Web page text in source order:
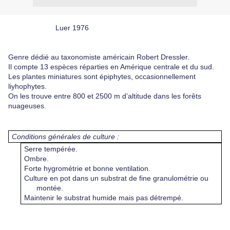
Luer 1976
Genre dédié au taxonomiste américain Robert Dressler.
Il compte 13 espèces réparties en Amérique centrale et du sud.
Les plantes miniatures sont épiphytes, occasionnellement
liyhophytes.
On les trouve entre 800 et 2500 m d’altitude dans les forêts
nuageuses.
Conditions générales de culture :
Serre tempérée.
Ombre.
Forte hygrométrie et bonne ventilation.
Culture en pot dans un substrat de fine granulométrie ou
montée.
Maintenir le substrat humide mais pas détrempé.